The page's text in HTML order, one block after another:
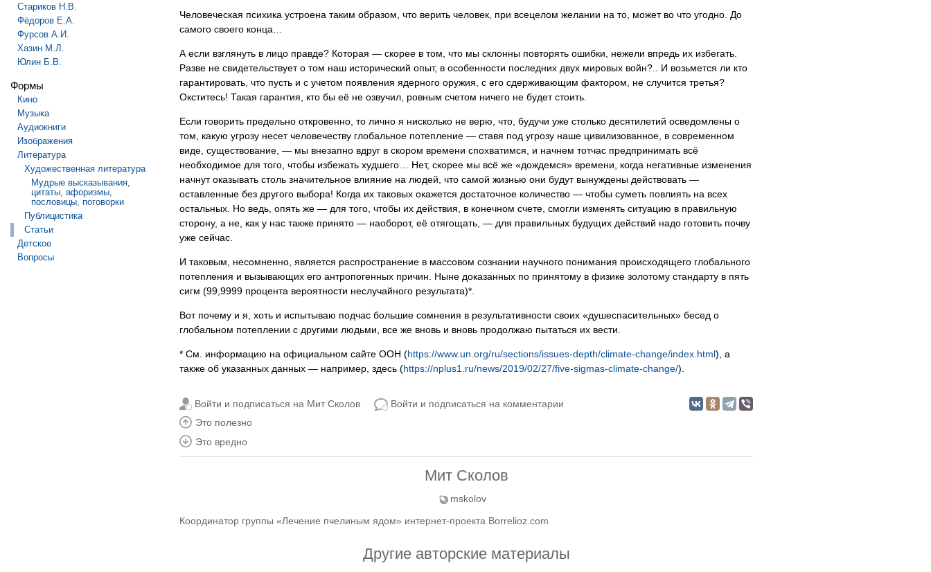
Стариков Н.В.
Фёдоров Е.А.
Фурсов А.И.
Хазин М.Л.
Юлин Б.В.
Формы
Кино
Музыка
Аудиокниги
Изображения
Литература
Художественная литература
Мудрые высказывания,
цитаты, афоризмы,
пословицы, поговорки
Публицистика
Статьи
Детское
Вопросы
Человеческая психика устроена таким образом, что верить человек, при всецелом желании на то, может во что угодно. До
самого своего конца…
А если взглянуть в лицо правде? Которая — скорее в том, что мы склонны повторять ошибки, нежели впредь их избегать.
Разве не свидетельствует о том наш исторический опыт, в особенности последних двух мировых войн?.. И возьмется ли кто
гарантировать, что пусть и с учетом появления ядерного оружия, с его сдерживающим фактором, не случится третья?
Окститесь! Такая гарантия, кто бы её не озвучил, ровным счетом ничего не будет стоить.
Если говорить предельно откровенно, то лично я нисколько не верю, что, будучи уже столько десятилетий осведомлены о
том, какую угрозу несет человечеству глобальное потепление — ставя под угрозу наше цивилизованное, в современном
виде, существование, — мы внезапно вдруг в скором времени спохватимся, и начнем тотчас предпринимать всё
необходимое для того, чтобы избежать худшего… Нет, скорее мы всё же «дождемся» времени, когда негативные изменения
начнут оказывать столь значительное влияние на людей, что самой жизнью они будут вынуждены действовать —
оставленные без другого выбора! Когда их таковых окажется достаточное количество — чтобы суметь повлиять на всех
остальных. Но ведь, опять же — для того, чтобы их действия, в конечном счете, смогли изменять ситуацию в правильную
сторону, а не, как у нас также принято — наоборот, её отягощать, — для правильных будущих действий надо готовить почву
уже сейчас.
И таковым, несомненно, является распространение в массовом сознании научного понимания происходящего глобального
потепления и вызывающих его антропогенных причин. Ныне доказанных по принятому в физике золотому стандарту в пять
сигм (99,9999 процента вероятности неслучайного результата)*.
Вот почему и я, хоть и испытываю подчас большие сомнения в результативности своих «душеспасительных» бесед о
глобальном потеплении с другими людьми, все же вновь и вновь продолжаю пытаться их вести.
* См. информацию на официальном сайте ООН (https://www.un.org/ru/sections/issues-depth/climate-change/index.html), а
также об указанных данных — например, здесь (https://nplus1.ru/news/2019/02/27/five-sigmas-climate-change/).
Войти и подписаться на Мит Сколов
Войти и подписаться на комментарии
Это полезно
Это вредно
Мит Сколов
mskolov
Координатор группы «Лечение пчелиным ядом» интернет-проекта Borrelioz.com
Другие авторские материалы